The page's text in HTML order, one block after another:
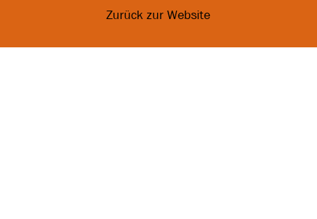
Zurück zur Website